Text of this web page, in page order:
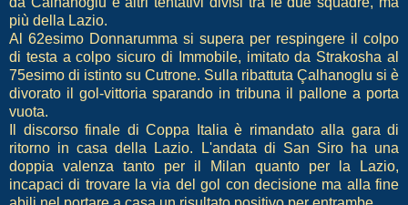
più della Lazio.
Al 62esimo Donnarumma si supera per respingere il colpo
di testa a colpo sicuro di Immobile, imitato da Strakosha al
75esimo di istinto su Cutrone. Sulla ribattuta Çalhanoglu si è
divorato il gol-vittoria sparando in tribuna il pallone a porta
vuota.
Il discorso finale di Coppa Italia è rimandato alla gara di
ritorno in casa della Lazio. L'andata di San Siro ha una
doppia valenza tanto per il Milan quanto per la Lazio,
incapaci di trovare la via del gol con decisione ma alla fine